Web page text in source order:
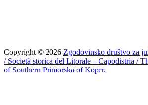
Copyright © 2026 Zgodovinsko društvo za
/ Società storica del Litorale – Capodistria /
of Southern Primorska of Koper.